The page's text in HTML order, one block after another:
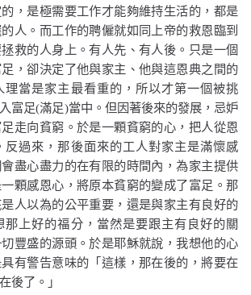
，是極需要工作才能夠維持生活的，都是
人。而工作的聘僱就如同上帝的救恩臨到
救的人身上。有人先、有人後。只是一個
，卻決定了他與家主、他與這恩典之間的
理當是家主最看重的，所以才第一個被挑
富足(滿足)當中。但因著後來的發展，忌妒
走向貧窮。於是一顆貧窮的心，把人從恩
反過來，那後面來的工人對家主是滿懷感
盡心盡力的在有限的時間內，為家主提供
顆感恩心，將原本貧窮的變成了富足。那
人以為的公平重要，還是與家主有良好的
那上好的福分，當然是要跟主有良好的關
豐盛的源頭。於是耶穌就說，我想他的心
有警告意味的「 這樣，那在後的，將要在
後了。」